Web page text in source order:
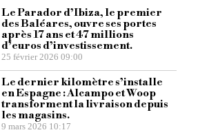
Le Parador d’Ibiza, le premier
des Baléares, ouvre ses portes
après 17 ans et 47 millions
d’euros d’investissement.
25 février 2026 09:00
Le dernier kilomètre s’installe
en Espagne : Alcampo et Woop
transforment la livraison depuis
les magasins.
9 mars 2026 10:17